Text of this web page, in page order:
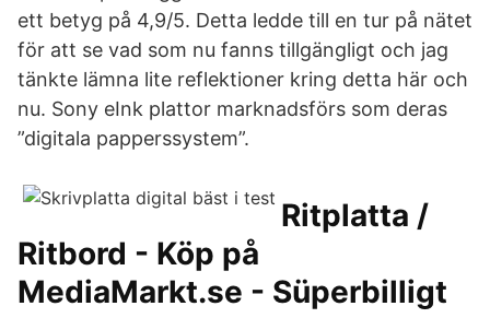
ett betyg på 4,9/5. Detta ledde till en tur på nätet
för att se vad som nu fanns tillgängligt och jag
tänkte lämna lite reflektioner kring detta här och
nu. Sony eInk plattor marknadsförs som deras
”digitala papperssystem”.
Ritplatta /
Ritbord - Köp på
MediaMarkt.se - Süperbilligt